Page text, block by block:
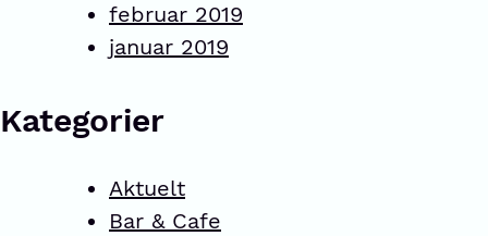
februar 2019
januar 2019
Kategorier
Aktuelt
Bar & Cafe